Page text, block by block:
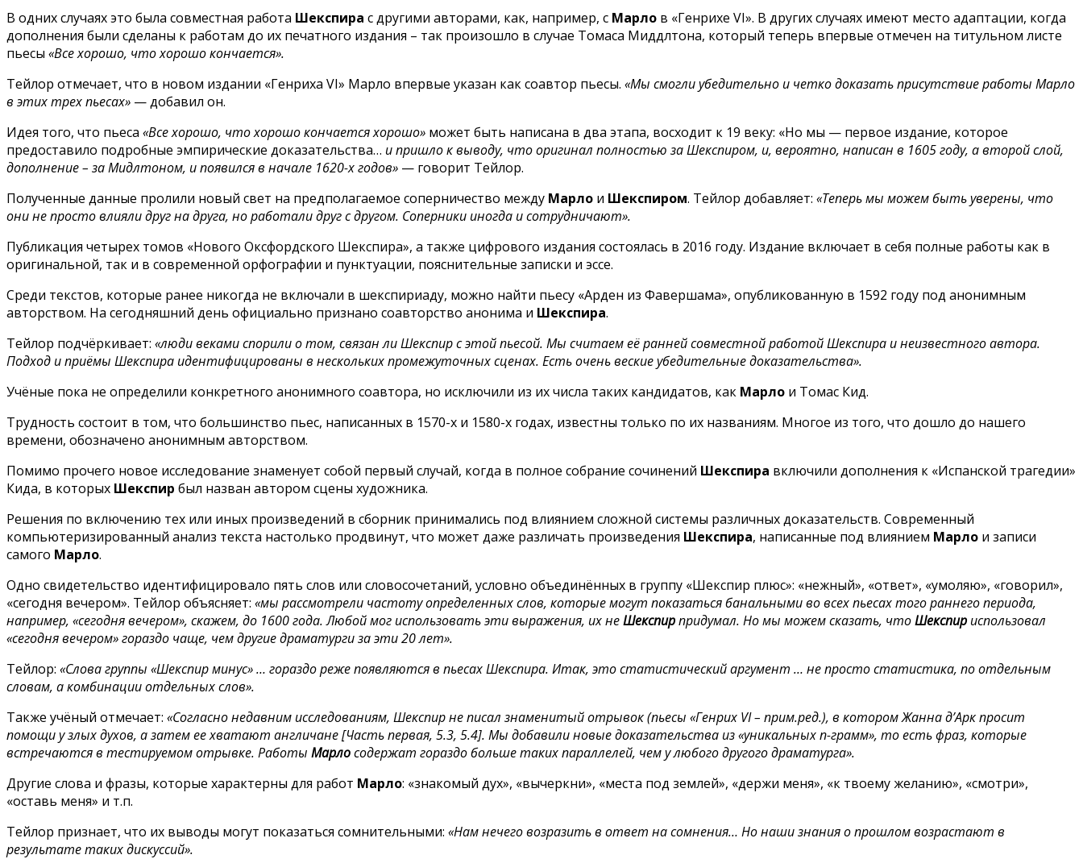
В одних случаях это была совместная работа Шекспира с другими авторами, как, например, с Марло в «Генрихе VI». В других случаях имеют место адаптации, когда
дополнения были сделаны к работам до их печатного издания – так произошло в случае Томаса Миддлтона, который теперь впервые отмечен на титульном листе
пьесы «Все хорошо, что хорошо кончается».
Тейлор отмечает, что в новом издании «Генриха VI» Марло впервые указан как соавтор пьесы. «Мы смогли убедительно и четко доказать присутствие работы Марло
в этих трех пьесах» — добавил он.
Идея того, что пьеса «Все хорошо, что хорошо кончается хорошо» может быть написана в два этапа, восходит к 19 веку: «Но мы — первое издание, которое
предоставило подробные эмпирические доказательства… и пришло к выводу, что оригинал полностью за Шекспиром, и, вероятно, написан в 1605 году, а второй слой,
дополнение – за Мидлтоном, и появился в начале 1620-х годов» — говорит Тейлор.
Полученные данные пролили новый свет на предполагаемое соперничество между Марло и Шекспиром. Тейлор добавляет: «Теперь мы можем быть уверены, что
они не просто влияли друг на друга, но работали друг с другом. Соперники иногда и сотрудничают».
Публикация четырех томов «Нового Оксфордского Шекспира», а также цифрового издания состоялась в 2016 году. Издание включает в себя полные работы как в
оригинальной, так и в современной орфографии и пунктуации, пояснительные записки и эссе.
Среди текстов, которые ранее никогда не включали в шекспириаду, можно найти пьесу «Арден из Фавершама», опубликованную в 1592 году под анонимным
авторством. На сегодняшний день официально признано соавторство анонима и Шекспира.
Тейлор подчёркивает: «люди веками спорили о том, связан ли Шекспир с этой пьесой. Мы считаем её ранней совместной работой Шекспира и неизвестного автора.
Подход и приёмы Шекспира идентифицированы в нескольких промежуточных сценах. Есть очень веские убедительные доказательства».
Учёные пока не определили конкретного анонимного соавтора, но исключили из их числа таких кандидатов, как Марло и Томас Кид.
Трудность состоит в том, что большинство пьес, написанных в 1570-х и 1580-х годах, известны только по их названиям. Многое из того, что дошло до нашего
времени, обозначено анонимным авторством.
Помимо прочего новое исследование знаменует собой первый случай, когда в полное собрание сочинений Шекспира включили дополнения к «Испанской трагедии»
Кида, в которых Шекспир был назван автором сцены художника.
Решения по включению тех или иных произведений в сборник принимались под влиянием сложной системы различных доказательств. Современный
компьютеризированный анализ текста настолько продвинут, что может даже различать произведения Шекспира, написанные под влиянием Марло и записи
самого Марло.
Одно свидетельство идентифицировало пять слов или словосочетаний, условно объединённых в группу «Шекспир плюс»: «нежный», «ответ», «умоляю», «говорил»,
«сегодня вечером». Тейлор объясняет: «мы рассмотрели частоту определенных слов, которые могут показаться банальными во всех пьесах того раннего периода,
например, «сегодня вечером», скажем, до 1600 года. Любой мог использовать эти выражения, их неШекспирпридумал. Но мы можем сказать, чтоШекспир использовал
«сегодня вечером» гораздо чаще, чем другие драматурги за эти 20 лет».
Тейлор: «Слова группы «Шекспир минус» … гораздо реже появляются в пьесах Шекспира. Итак, это статистический аргумент … не просто статистика, по отдельным
словам, а комбинации отдельных слов».
Также учёный отмечает: «Согласно недавним исследованиям, Шекспир не писал знаменитый отрывок (пьесы «Генрих VI – прим.ред.), в котором Жанна д’Арк просит
помощи у злых духов, а затем ее хватают англичане [Часть первая, 5.3, 5.4]. Мы добавили новые доказательства из «уникальных n-грамм», то есть фраз, которые
встречаются в тестируемом отрывке. Работы Марлосодержат гораздо больше таких параллелей, чем у любого другого драматурга».
Другие слова и фразы, которые характерны для работ Марло: «знакомый дух», «вычеркни», «места под землей», «держи меня», «к твоему желанию», «смотри»,
«оставь меня» и т.п.
Тейлор признает, что их выводы могут показаться сомнительными: «Нам нечего возразить в ответ на сомнения… Но наши знания о прошлом возрастают в
результате таких дискуссий».